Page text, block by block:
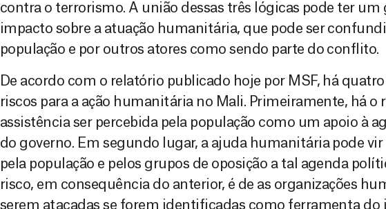
contra o terrorismo. A união dessas três lógicas pode ter um
impacto sobre a atuação humanitária, que pode ser
população e por outros atores como sendo parte do conflito.
De acordo com o relatório publicado hoje por MSF, há
riscos para a ação humanitária no Mali. Primeiramente, há o
assistência ser percebida pela população como um apoio à
do governo. Em segundo lugar, a ajuda humanitária pode vir
pela população e pelos grupos de oposição a tal agenda
risco, em consequência do anterior, é de as organizações
serem atacadas se forem identificadas como ferramenta do